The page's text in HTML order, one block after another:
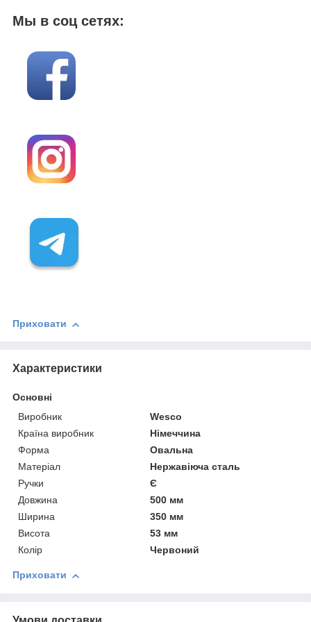
Мы в соц сетях:
Приховати
Характеристики
Основні
Виробник
Wesco
Країна виробник
Німеччина
Форма
Овальна
Матеріал
Нержавіюча сталь
Ручки
Є
Довжина
500 мм
Ширина
350 мм
Висота
53 мм
Колір
Червоний
Приховати